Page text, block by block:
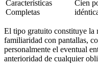
Características
Completas
Cien
El tipo gratuito constituye la
familiaridad con pantallas,
personalmente el eventual
anterioridad de cualquier